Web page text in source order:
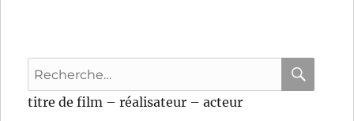
(2025)
Recherche
pour
:
titre de film – réalisateur – acteur